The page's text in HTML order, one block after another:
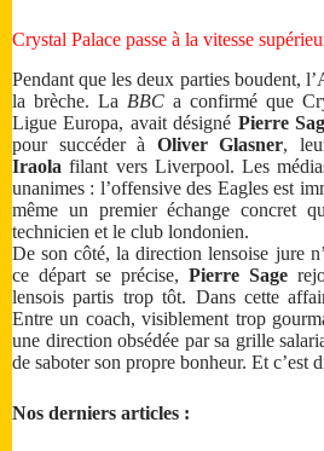
Crystal Palace passe à la vitesse
Pendant que les deux parties boudent,
la brèche. La BBC a confirmé que
Ligue Europa, avait désigné Pierre
pour succéder à Oliver Glasner,
Iraola filant vers Liverpool. Les
unanimes : l’offensive des Eagles est
même un premier échange concret
technicien et le club londonien.
De son côté, la direction lensoise jure
ce départ se précise, Pierre Sage
lensois partis trop tôt. Dans cette
Entre un coach, visiblement trop
une direction obsédée par sa grille
de saboter son propre bonheur. Et c’est
Nos derniers articles :